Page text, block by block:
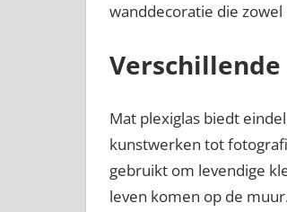
wanddecoratie die
Mat plexiglas biedt
kunstwerken tot
gebruikt om levendige
leven komen op de